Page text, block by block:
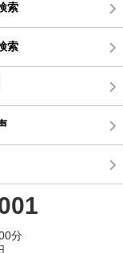
索
索
分